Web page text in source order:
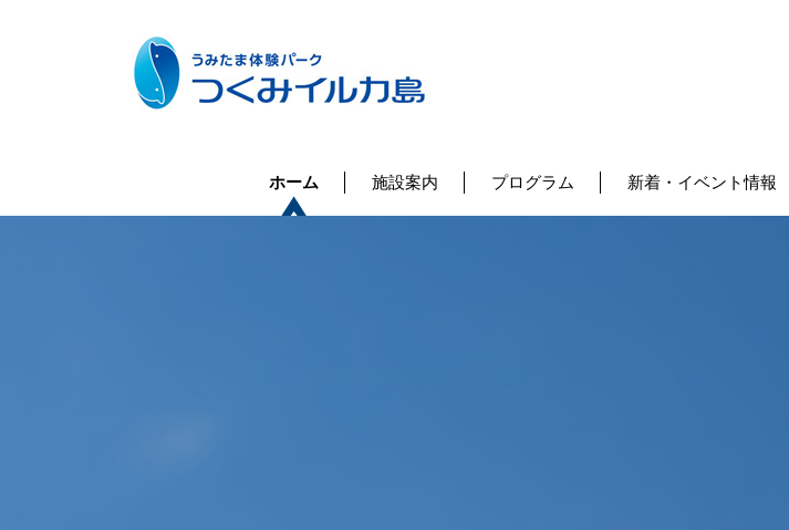
ホーム 施設案内 プログラム 新着・イベント情報